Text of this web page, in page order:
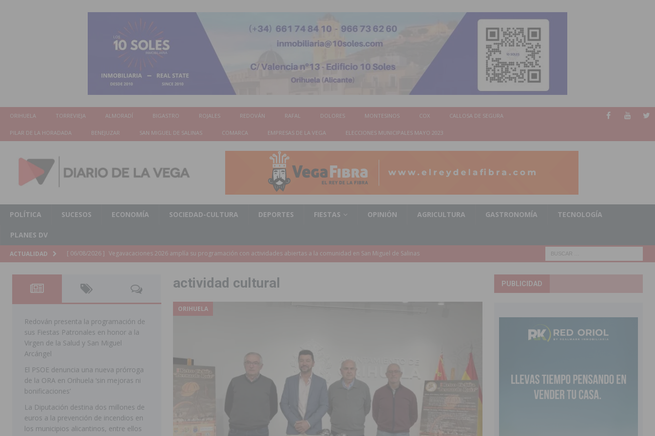
ORIHUELA TORREVIEJA ALMORADÍ BIGASTRO ROJALES REDOVÁN RAFAL DOLORES MONTESINOS COX CALLOSA DE SEGURA
PILAR DE LA HORADADA BENEJUZAR SAN MIGUEL DE SALINAS COMARCA EMPRESAS DE LA VEGA ELECCIONES MUNICIPALES MAYO 2023
POLÍTICA SUCESOS ECONOMÍA SOCIEDAD-CULTURA DEPORTES FIESTAS OPINIÓN AGRICULTURA GASTRONOMÍA TECNOLOGÍA
PLANES DV
ACTUALIDAD [ 06/08/2026 ] La Diputación de Alicante inyectará más de 737.000 euros en Pilar de la Horadada
PILAR DE LA HORADADA
Patronales 2026
SAN MIGUEL DE SALINAS
[ 06/08/2026 ] La Escuela Municipal de Música de Los Montesinos abrirá en septiembre el último plazo de matriculación para el
curso 2026-2027
MONTESINOS
[ 06/08/2026 ]
Convocado el XXVII Concurso de Carteles de las Fiestas Patronales de Pilar de la Horadada 2026
[ 06/08/2026 ] Benejúzar vive el verano con una programación de actividades deportivas, culturales y de aventura
BENEJUZAR
Orihuela continúa mejorando los parques infantiles del municipio con nuevas actuaciones en la costa y las
pedanías
ORIHUELA
actividad cultural
ORIHUELA
Redován presenta la programación de
sus Fiestas Patronales en honor a la
Virgen de la Salud y San Miguel
Arcángel
El PSOE denuncia una nueva prórroga
de la ORA en Orihuela ‘sin mejoras ni
bonificaciones’
La Diputación destina dos millones de
euros a la prevención de incendios en
los municipios alicantinos, entre ellos
PUBLICIDAD